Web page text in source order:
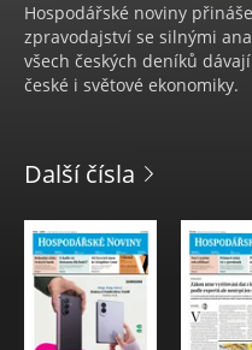
Hospodářské noviny
zpravodajství se silnými
všech českých deníků
české i světové ekonomiky.
Další čísla